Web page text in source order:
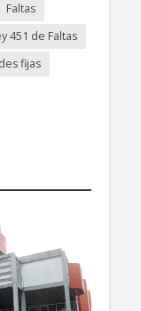
Faltas
451 de Faltas
fijas